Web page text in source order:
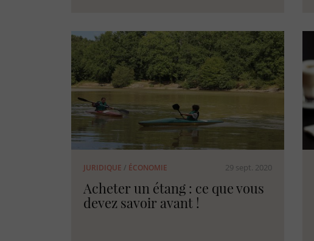
JURIDIQUE / ÉCONOMIE 29 sept. 2020
Acheter un étang : ce que vous
devez savoir avant !